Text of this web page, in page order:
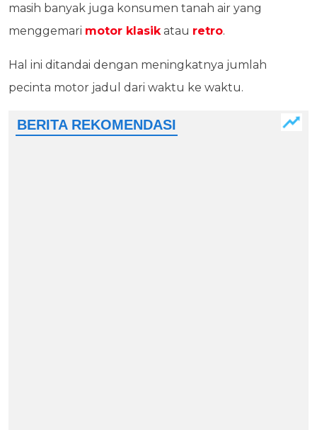
masih banyak juga konsumen tanah air yang
menggemari motor klasik atau retro.
Hal ini ditandai dengan meningkatnya jumlah
pecinta motor jadul dari waktu ke waktu.